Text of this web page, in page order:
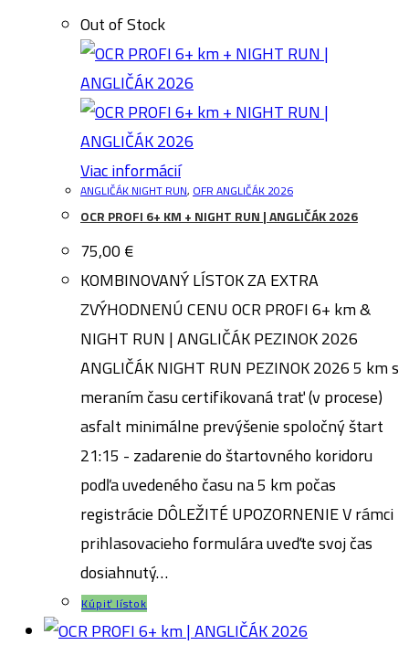
Out of Stock
Viac informácií
ANGLIČÁK NIGHT RUN, OFR ANGLIČÁK 2026
OCR PROFI 6+ KM + NIGHT RUN | ANGLIČÁK 2026
75,00 €
KOMBINOVANÝ LÍSTOK ZA EXTRA
ZVÝHODNENÚ CENU OCR PROFI 6+ km &
NIGHT RUN | ANGLIČÁK PEZINOK 2026
ANGLIČÁK NIGHT RUN PEZINOK 2026 5 km s
meraním času certifikovaná trať (v procese)
asfalt minimálne prevýšenie spoločný štart
21:15 - zadarenie do štartovného koridoru
podľa uvedeného času na 5 km počas
registrácie DÔLEŽITÉ UPOZORNENIE V rámci
prihlasovacieho formulára uveďte svoj čas
dosiahnutý…
Kúpiť lístok